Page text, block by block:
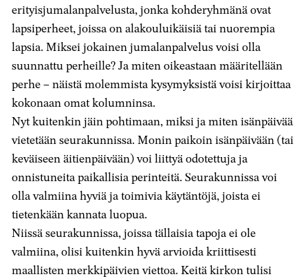
erityisjumalanpalvelusta, jonka kohderyhmänä ovat
lapsiperheet, joissa on alakouluikäisiä tai nuorempia
lapsia. Miksei jokainen jumalanpalvelus voisi olla
suunnattu perheille? Ja miten oikeastaan määritellään
perhe – näistä molemmista kysymyksistä voisi kirjoittaa
kokonaan omat kolumninsa.
Nyt kuitenkin jäin pohtimaan, miksi ja miten isänpäivää
vietetään seurakunnissa. Monin paikoin isänpäivään (tai
keväiseen äitienpäivään) voi liittyä odotettuja ja
onnistuneita paikallisia perinteitä. Seurakunnissa voi
olla valmiina hyviä ja toimivia käytäntöjä, joista ei
tietenkään kannata luopua.
Niissä seurakunnissa, joissa tällaisia tapoja ei ole
valmiina, olisi kuitenkin hyvä arvioida kriittisesti
maallisten merkkipäivien viettoa. Keitä kirkon tulisi